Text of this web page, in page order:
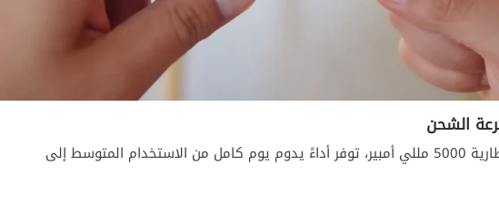
الشحن
الهاتف مزود ببطارية 5000 مللي أمبير، توفر أداءً يدوم يوم كامل من الاستخدام المتوسط إلى